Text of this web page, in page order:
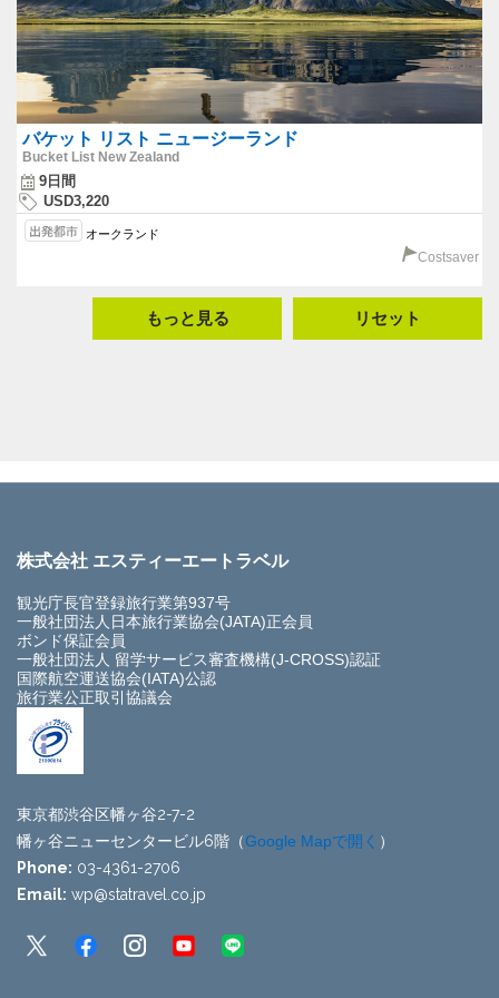
バケット リスト ニュージーランド
Bucket List New Zealand
9日間
USD3,220
オークランド
Costsaver
もっと見る リセット
株式会社 エスティーエートラベル
観光庁長官登録旅行業第937号
一般社団法人日本旅行業協会(JATA)正会員
ボンド保証会員
一般社団法人 留学サービス審査機構(J-CROSS)認証
国際航空運送協会(IATA)公認
旅行業公正取引協議会
東京都渋谷区幡ヶ谷2-7-2
幡ヶ谷ニューセンタービル6階（Google Mapで開く ）
Phone: 03-4361-2706
Email: wp@statravel.co.jp